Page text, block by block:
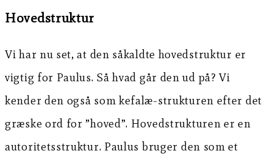
Hovedstruktur
Vi har nu set, at den såkaldte hovedstruktur er
vigtig for Paulus. Så hvad går den ud på? Vi
kender den også som kefalæ-strukturen efter det
græske ord for ”hoved”. Hovedstrukturen er en
autoritetsstruktur. Paulus bruger den som et